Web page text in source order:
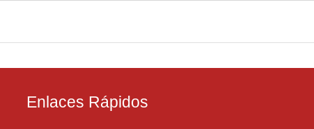
Enlaces Rápidos